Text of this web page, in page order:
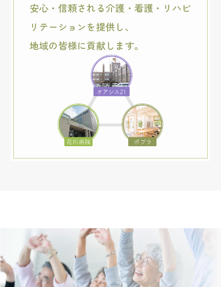
安心・信頼される介護・看護・リハビ
リテーションを提供し、
地域の皆様に貢献します。